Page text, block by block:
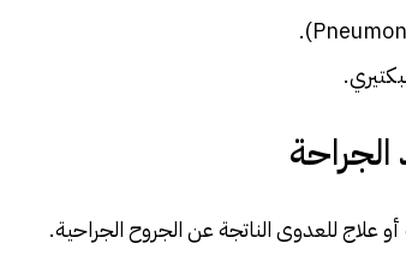
الجراحة
علاج للعدوى الناتجة عن الجروح الجراحية.